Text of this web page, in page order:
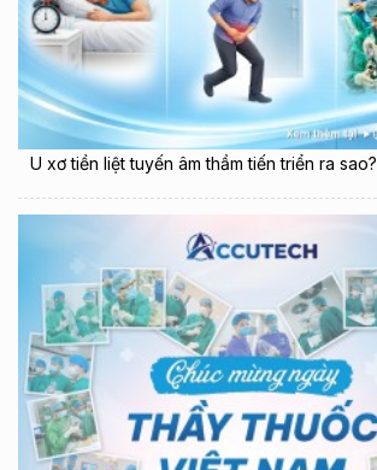
U xơ tiền liệt tuyến âm thầm tiến triển ra sao?